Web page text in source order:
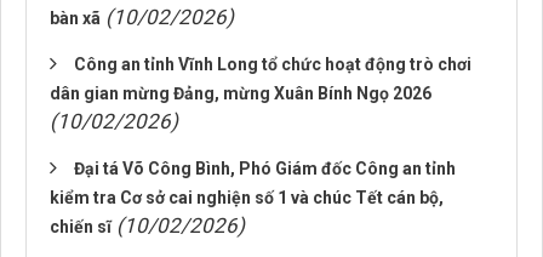
bàn xã (10/02/2026)
Công an tỉnh Vĩnh Long tổ chức hoạt động trò chơi
dân gian mừng Đảng, mừng Xuân Bính Ngọ 2026
(10/02/2026)
Đại tá Võ Công Bình, Phó Giám đốc Công an tỉnh
kiểm tra Cơ sở cai nghiện số 1 và chúc Tết cán bộ,
chiến sĩ (10/02/2026)